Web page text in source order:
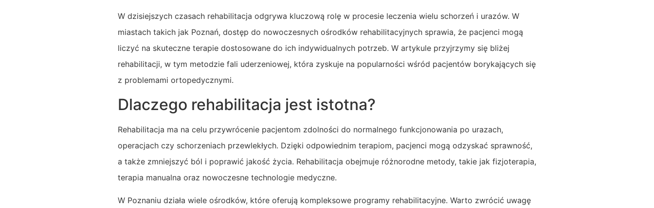
W dzisiejszych czasach rehabilitacja odgrywa kluczową rolę w procesie leczenia wielu schorzeń i urazów. W
miastach takich jak Poznań, dostęp do nowoczesnych ośrodków rehabilitacyjnych sprawia, że pacjenci mogą
liczyć na skuteczne terapie dostosowane do ich indywidualnych potrzeb. W artykule przyjrzymy się bliżej
rehabilitacji, w tym metodzie fali uderzeniowej, która zyskuje na popularności wśród pacjentów borykających się
z problemami ortopedycznymi.
Dlaczego rehabilitacja jest istotna?
Rehabilitacja ma na celu przywrócenie pacjentom zdolności do normalnego funkcjonowania po urazach,
operacjach czy schorzeniach przewlekłych. Dzięki odpowiednim terapiom, pacjenci mogą odzyskać sprawność,
a także zmniejszyć ból i poprawić jakość życia. Rehabilitacja obejmuje różnorodne metody, takie jak fizjoterapia,
terapia manualna oraz nowoczesne technologie medyczne.
W Poznaniu działa wiele ośrodków, które oferują kompleksowe programy rehabilitacyjne. Warto zwrócić uwagę